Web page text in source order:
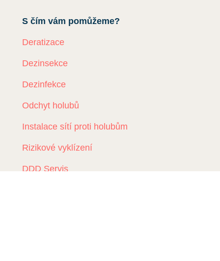
S čím vám pomůžeme?
Deratizace
Dezinsekce
Dezinfekce
Odchyt holubů
Instalace sítí proti holubům
Rizikové vyklízení
DDD Servis